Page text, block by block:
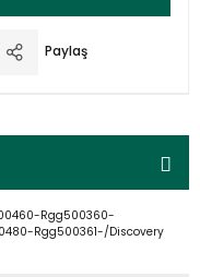
Paylaş
Rgg500360-
Rgg500361-/Discovery